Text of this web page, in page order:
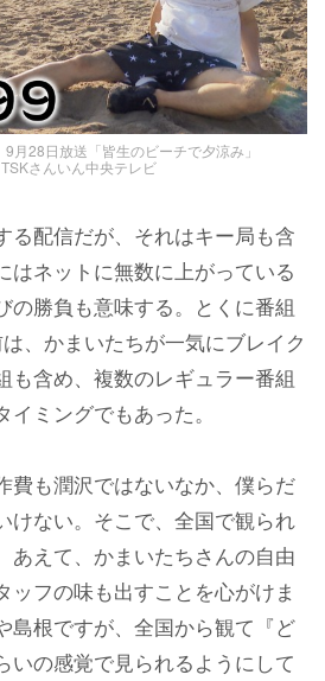
9月28日放送「皆生のビーチで夕涼み」
TSKさんいん中央テレビ
る配信だが、それはキー局も含
はネットに無数に上がっている
の勝負も意味する。とくに番組
、かまいたちが一気にブレイク
も含め、複数のレギュラー番組
ミングでもあった。
費も潤沢ではないなか、僕らだ
けない。そこで、全国で観られ
あえて、かまいたちさんの自由
ッフの味も出すことを心がけま
島根ですが、全国から観て『ど
いの感覚で見られるようにして